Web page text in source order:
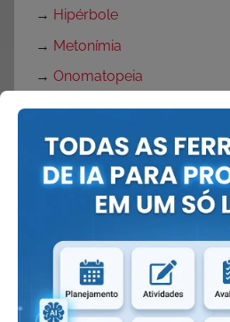
→ Hipérbole
→ Metonímia
→ Onomatopeia
→Personificação
→Pleonasmo
→Sinestesia
→ Tbt
Páscoa